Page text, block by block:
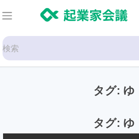
ン
テ
ン
プ
Search
for:
タグ: ゆ
タグ: ゆ